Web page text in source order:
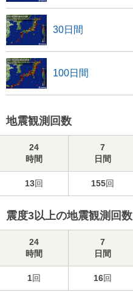
30日間
100日間
地震観測回数
24
時間
7
日間
13回 155回
震度3以上の地震観測回数
24
時間
7
日間
1回 16回